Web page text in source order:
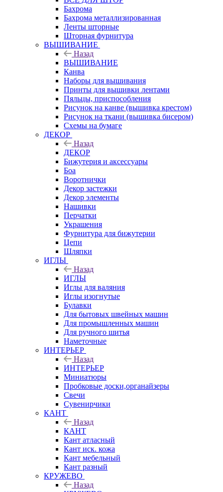
Бахрома
Бахрома металлизированная
Ленты шторные
Шторная фурнитура
ВЫШИВАНИЕ
Назад
ВЫШИВАНИЕ
Канва
Наборы для вышивания
Принты для вышивки лентами
Пяльцы, приспособления
Рисунок на канве (вышивка крестом)
Рисунок на ткани (вышивка бисером)
Схемы на бумаге
ДЕКОР
Назад
ДЕКОР
Бижутерия и аксессуары
Боа
Воротнички
Декор застежки
Декор элементы
Нашивки
Перчатки
Украшения
Фурнитура для бижутерии
Цепи
Шляпки
ИГЛЫ
Назад
ИГЛЫ
Иглы для валяния
Иглы изогнутые
Булавки
Для бытовых швейных машин
Для промышленных машин
Для ручного шитья
Наметочные
ИНТЕРЬЕР
Назад
ИНТЕРЬЕР
Миниатюры
Пробковые доски,органайзеры
Свечи
Сувенирчики
КАНТ
Назад
КАНТ
Кант атласный
Кант иск. кожа
Кант мебельный
Кант разный
КРУЖЕВО
Назад